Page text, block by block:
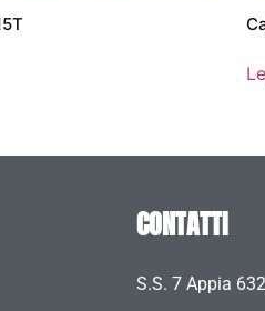
CONTATTI
S.S. 7 Appia